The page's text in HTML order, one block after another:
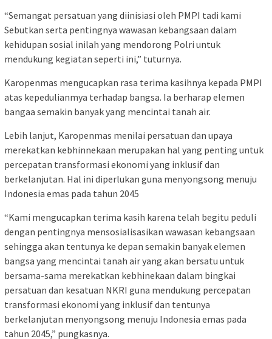
“Semangat persatuan yang diinisiasi oleh PMPI tadi kami
Sebutkan serta pentingnya wawasan kebangsaan dalam
kehidupan sosial inilah yang mendorong Polri untuk
mendukung kegiatan seperti ini,” tuturnya.
Karopenmas mengucapkan rasa terima kasihnya kepada PMPI
atas kepedulianmya terhadap bangsa. Ia berharap elemen
bangaa semakin banyak yang mencintai tanah air.
Lebih lanjut, Karopenmas menilai persatuan dan upaya
merekatkan kebhinnekaan merupakan hal yang penting untuk
percepatan transformasi ekonomi yang inklusif dan
berkelanjutan. Hal ini diperlukan guna menyongsong menuju
Indonesia emas pada tahun 2045
“Kami mengucapkan terima kasih karena telah begitu peduli
dengan pentingnya mensosialisasikan wawasan kebangsaan
sehingga akan tentunya ke depan semakin banyak elemen
bangsa yang mencintai tanah air yang akan bersatu untuk
bersama-sama merekatkan kebhinekaan dalam bingkai
persatuan dan kesatuan NKRI guna mendukung percepatan
transformasi ekonomi yang inklusif dan tentunya
berkelanjutan menyongsong menuju Indonesia emas pada
tahun 2045,” pungkasnya.